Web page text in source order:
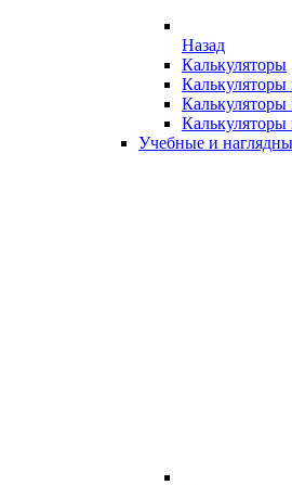
Назад
Калькуляторы
Калькуляторы
Учебные и